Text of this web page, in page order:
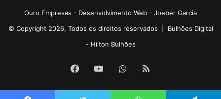
Ouro Empresas - Desenvolvimento Web - Joeber Garcia
© Copyright 2026, Todos os direitos reservados | Bulhões Digital
- Hilton Bulhões
Facebook
YouTubeWhatsApp
RSS